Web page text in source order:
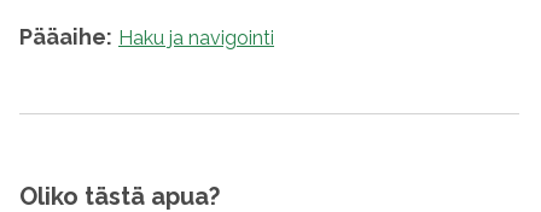
Pääaihe: Haku ja navigointi
Oliko tästä apua?